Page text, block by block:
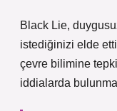
Black Lie,
istediğinizi elde
çevre bilimine tepki
iddialarda